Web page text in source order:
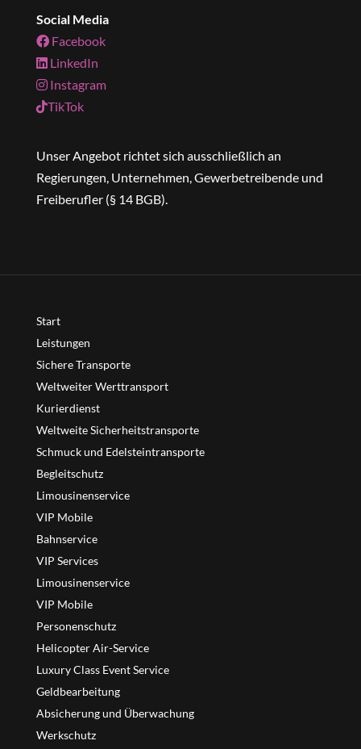
Social Media
Facebook
LinkedIn
Instagram
TikTok
Unser Angebot richtet sich ausschließlich an
Regierungen, Unternehmen, Gewerbetreibende und
Freiberufler (§ 14 BGB).
Start
Leistungen
Sichere Transporte
Weltweiter Werttransport
Kurierdienst
Weltweite Sicherheitstransporte
Schmuck und Edelsteintransporte
Begleitschutz
Limousinenservice
VIP Mobile
Bahnservice
VIP Services
Limousinenservice
VIP Mobile
Personenschutz
Helicopter Air-Service
Luxury Class Event Service
Geldbearbeitung
Absicherung und Überwachung
Werkschutz